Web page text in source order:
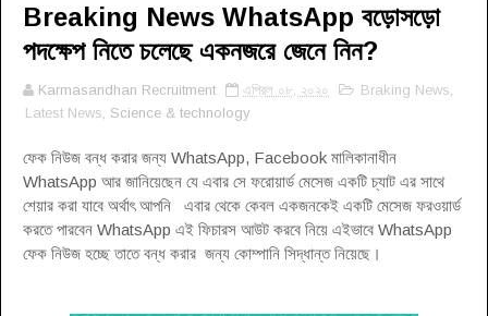
Breaking News WhatsApp বড়োসড়ো
পদক্ষেপ নিতে চলেছে একনজরে জেনে নিন?
Karmasandhan Recruitment এপ্রিল ০৮, ২০২০ Braking News
Latest News , Science & technology
ফেক নিউজ বন্ধ করার জন্য WhatsApp, Facebook মালিকানাধীন
WhatsApp আর জানিয়েছেন যে এবার সে ফরোয়ার্ড মেসেজ একটি চ্যাট এর সাথে
শেয়ার করা যাবে অর্থাৎ আপনি এবার থেকে কেবল একজনকেই একটি মেসেজ ফরওয়ার্ড
করতে পারবেন WhatsApp এই ফিচারস আউট করবে নিয়ে এইভাবে WhatsApp
ফেক নিউজ হচ্ছে তাতে বন্ধ করার জন্য কোম্পানি সিদ্ধান্ত নিয়েছে ।